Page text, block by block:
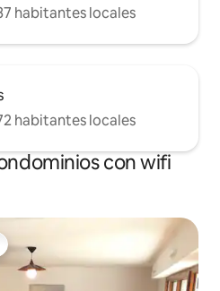
habitantes locales
habitantes locales
con wifi